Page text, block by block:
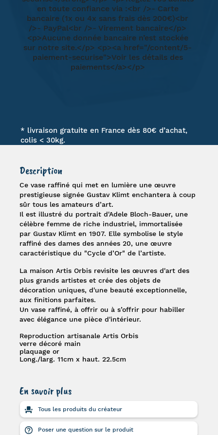
* livraison gratuite en France dès 80€ d’achat,
colis < 30kg.
Description
Cevase raffiné qui met en lumière une œuvre
prestigieuse signéeGustav Klimtenchantera à coup
sûr tous les amateurs d’art.
Il est illustré du portrait d'Adele Bloch-Bauer, une
célèbre femme de riche industriel, immortalisée
parGustav Klimt en 1907. Elle symbolise le style
raffiné des dames des années 20, une œuvre
caractéristique du "Cycle d’Or" de l’artiste.
La maison Artis Orbis revisite les œuvres d'art des
plus grands artistes et crée des objets de
décoration uniques, d'une beauté exceptionnelle,
aux finitions parfaites.
Un vase raffiné, à offrir ou à s’offrir pour habiller
avec élégance une pièce d'intérieur.
Reproduction artisanale Artis Orbis
verre décoré main
plaquage or
Long./larg. 11cm x haut. 22.5cm
En savoir plus
Tous les produits du créateur
Poser une question sur le produit